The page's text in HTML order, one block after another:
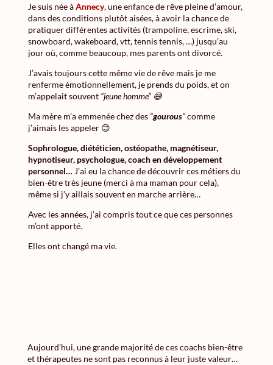
Je suis née àAnnecy, une enfance de rêve pleine d’amour,
dans des conditions plutôt aisées, à avoir la chance de
pratiquer différentes activités (trampoline, escrime, ski,
snowboard, wakeboard, vtt, tennis tennis, …) jusqu’au
jour où, comme beaucoup, mes parents ont divorcé.
J’avais toujours cette même vie de rêve mais je me
renferme émotionnellement, je prends du poids, et on
m’appelait souvent “jeune homme” 😅
Ma mère m’a emmenée chez des “gourous”comme
j’aimais les appeler 😊
Sophrologue, diététicien, ostéopathe, magnétiseur,
hypnotiseur, psychologue, coach en développement
personnel… J’ai eu la chance de découvrir ces métiers du
bien-être très jeune (merci à ma maman pour cela),
même si j’y aillais souvent en marche arrière…
Avec les années, j’ai compris tout ce que ces personnes
m’ont apporté.
Elles ont changé ma vie.
Aujourd’hui, une grande majorité de ces coachs bien-être
et thérapeutes ne sont pas reconnus à leur juste valeur…